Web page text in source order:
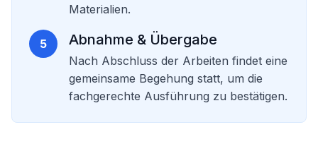
Materialien.
5 Abnahme & Übergabe
Nach Abschluss der Arbeiten findet eine
gemeinsame Begehung statt, um die
fachgerechte Ausführung zu bestätigen.